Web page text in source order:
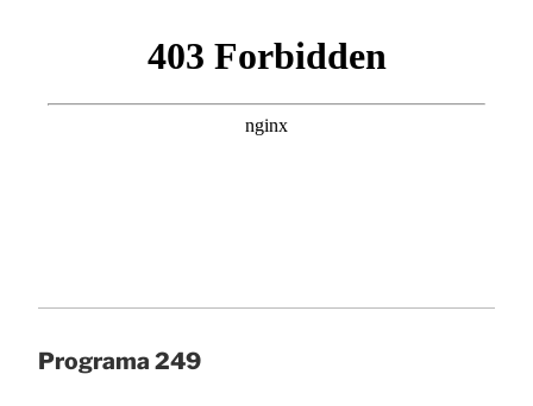
Programa 249